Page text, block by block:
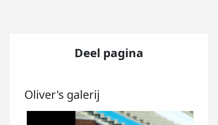
Deel pagina
Oliver's galerij